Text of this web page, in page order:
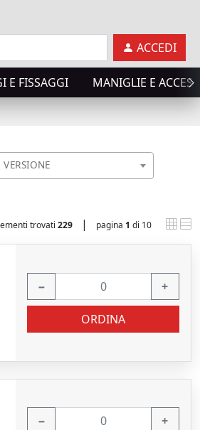
ACCEDI
E FISSAGGI MANIGLIE E
VERSIONE
trovati 229 | pagina 1 di 10
− +
ORDINA
− +